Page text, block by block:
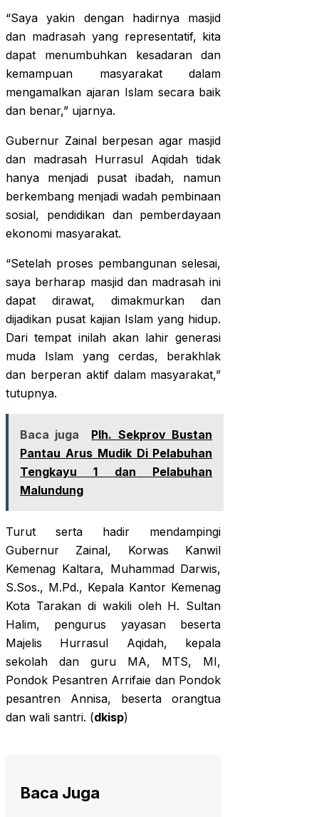
“Saya yakin dengan hadirnya masjid
dan madrasah yang representatif, kita
dapat menumbuhkan kesadaran dan
kemampuan masyarakat dalam
mengamalkan ajaran Islam secara baik
dan benar,” ujarnya.
Gubernur Zainal berpesan agar masjid
dan madrasah Hurrasul Aqidah tidak
hanya menjadi pusat ibadah, namun
berkembang menjadi wadah pembinaan
sosial, pendidikan dan pemberdayaan
ekonomi masyarakat.
“Setelah proses pembangunan selesai,
saya berharap masjid dan madrasah ini
dapat dirawat, dimakmurkan dan
dijadikan pusat kajian Islam yang hidup.
Dari tempat inilah akan lahir generasi
muda Islam yang cerdas, berakhlak
dan berperan aktif dalam masyarakat,”
tutupnya.
Baca juga
Plh. Sekprov Bustan
Pantau Arus Mudik Di Pelabuhan
Tengkayu 1 dan Pelabuhan
Malundung
Turut serta hadir mendampingi
Gubernur Zainal, Korwas Kanwil
Kemenag Kaltara, Muhammad Darwis,
S.Sos., M.Pd., Kepala Kantor Kemenag
Kota Tarakan di wakili oleh H. Sultan
Halim, pengurus yayasan beserta
Majelis Hurrasul Aqidah, kepala
sekolah dan guru MA, MTS, MI,
Pondok Pesantren Arrifaie dan Pondok
pesantren Annisa, beserta ⁠orangtua
dan wali santri. (dkisp)
Baca Juga